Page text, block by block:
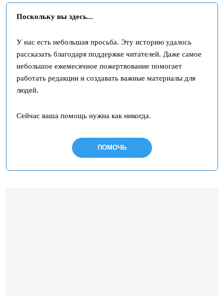
Поскольку вы здесь...
У нас есть небольшая просьба. Эту историю удалось
рассказать благодаря поддержке читателей. Даже самое
небольшое ежемесячное пожертвование помогает
работать редакции и создавать важные материалы для
людей.
Сейчас ваша помощь нужна как никогда.
ПОМОЧЬ